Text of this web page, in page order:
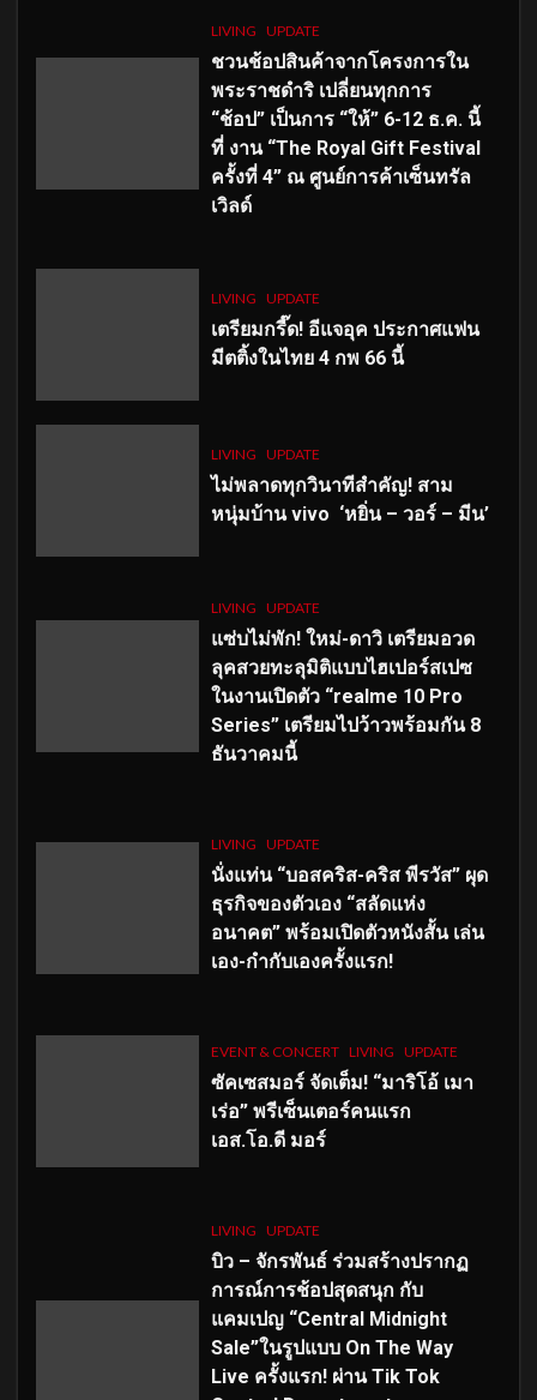
LIVING UPDATE
ชวนช้อปสินค้าจากโครงการใน
พระราชดำริ เปลี่ยนทุกการ
“ช้อป” เป็นการ “ให้” 6-12 ธ.ค. นี้
ที่ งาน “The Royal Gift Festival
ครั้งที่ 4” ณ ศูนย์การค้าเซ็นทรัล
เวิลด์
LIVING UPDATE
เตรียมกรี๊ด! อีแจอุค ประกาศแฟน
มีตติ้งในไทย 4 กพ 66 นี้
LIVING UPDATE
ไม่พลาดทุกวินาทีสำคัญ! สาม
หนุ่มบ้าน vivo ‘หยิ่น – วอร์ – มีน’
LIVING UPDATE
แซ่บไม่พัก! ใหม่-ดาวิ เตรียมอวด
ลุคสวยทะลุมิติแบบไฮเปอร์สเปซ
ในงานเปิดตัว “realme 10 Pro
Series” เตรียมไปว้าวพร้อมกัน 8
ธันวาคมนี้
LIVING UPDATE
นั่งแท่น “บอสคริส-คริส พีรวัส” ผุด
ธุรกิจของตัวเอง “สลัดแห่ง
อนาคต” พร้อมเปิดตัวหนังสั้น เล่น
เอง-กำกับเองครั้งแรก!
EVENT & CONCERT LIVING UPDATE
ซัคเซสมอร์ จัดเต็ม! “มาริโอ้ เมา
เร่อ” พรีเซ็นเตอร์คนแรก
เอส.โอ.ดี มอร์
LIVING UPDATE
บิว – จักรพันธ์ ร่วมสร้างปรากฏ
การณ์การช้อปสุดสนุก กับ
แคมเปญ “Central Midnight
Sale”ในรูปแบบ On The Way
Live ครั้งแรก! ผ่าน Tik Tok